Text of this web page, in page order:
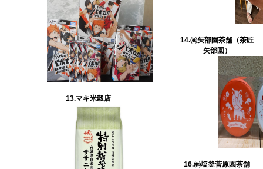
13.マキ米穀店
14.㈱矢部園茶舗（茶匠
矢部園）
16.㈱塩釜菅原園茶舗